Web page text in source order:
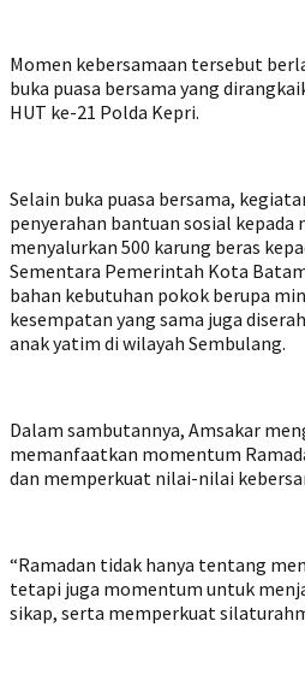
Momen kebersamaan tersebut
buka puasa bersama yang
HUT ke-21 Polda Kepri.
Selain buka puasa bersama,
penyerahan bantuan sosial kepada
menyalurkan 500 karung beras
Sementara Pemerintah Kota
bahan kebutuhan pokok berupa
kesempatan yang sama juga
anak yatim di wilayah Sembulang.
Dalam sambutannya, Amsakar
memanfaatkan momentum
dan memperkuat nilai-nilai
“Ramadan tidak hanya tentang
tetapi juga momentum untuk
sikap, serta memperkuat